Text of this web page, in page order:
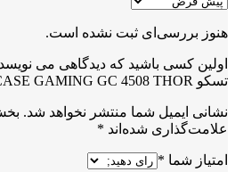
هنوز بررسی‌ای ثبت نشده است.
اولین کسی باشید که دیدگاهی می
تسکو TSCO CASE GAMING GC 4508 THOR”
نشانی ایمیل شما منتشر نخواهد شد.
علامت‌گذاری شده‌اند *
امتیاز شما *